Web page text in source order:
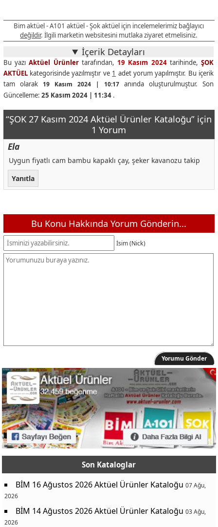
Bim aktüel - A101 aktüel - Şok aktüel için incelemelerimiz bağlayıcı
değildir. İlgili marketin websitesini mutlaka ziyaret etmelisiniz.
İçerik Detayları
Bu yazıAktüel Ürünlertarafından, 19 Kasım 2024tarihinde,ŞOK
AKTÜELkategorisinde yazılmıştır ve 1 adet yorum yapılmıştır. Bu içerik
tam olarak 19 Kasım 2024 | 10:17anında oluşturulmuştur. Son
Güncelleme: 25 Kasım 2024 | 11:34.
“ŞOK 27 Kasım 2024 Aktüel Ürünler Kataloğu” için
1 Yorum
Ela
Uygun fiyatlı cam bambu kapaklı çay, şeker kavanozu takip
Yanıtla
Bu Konu Hakkında Yorum Gönderin...
İsim (Nick)
Yorumu Gönder
Son Kataloglar
BİM 16 Ağustos 2026 Aktüel Ürünler Kataloğu 07 Ağu,
2026
BİM 14 Ağustos 2026 Aktüel Ürünler Kataloğu 03 Ağu,
2026